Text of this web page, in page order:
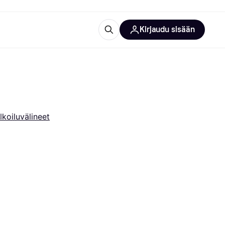
Kirjaudu sisään